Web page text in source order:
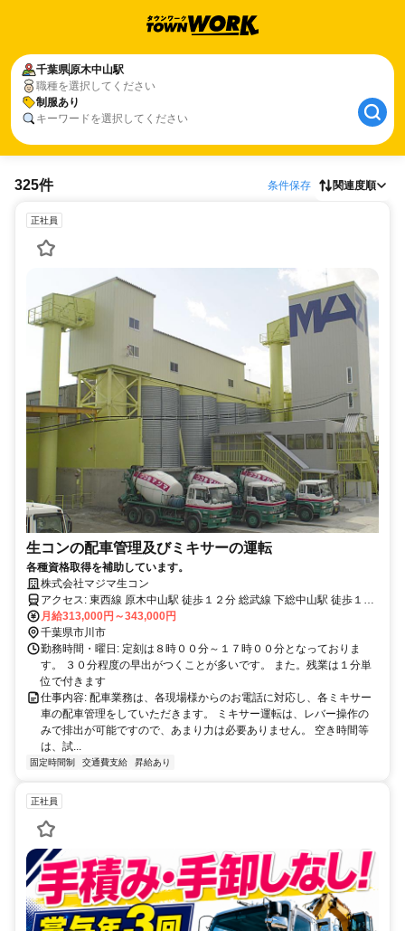
千葉県原木中山駅
職種を選択してください
制服あり
キーワードを選択してください
325件 条件保存 関連度順
正社員
生コンの配車管理及びミキサーの運転
各種資格取得を補助しています。
株式会社マジマ生コン
アクセス: 東西線 原木中山駅 徒歩１２分 総武線 下総中山駅 徒歩１６
分 場所は、東京23区江戸川を渡ったすぐ隣です。
月給313,000円～343,000円
千葉県市川市
勤務時間・曜日: 定刻は８時００分～１７時００分となっておりま
す。 ３０分程度の早出がつくことが多いです。 また。残業は１分単
位で付きます
仕事内容: 配車業務は、各現場様からのお電話に対応し、各ミキサー
車の配車管理をしていただきます。 ミキサー運転は、レバー操作の
みで排出が可能ですので、あまり力は必要ありません。 空き時間等
は、試...
固定時間制 交通費支給 昇給あり
正社員